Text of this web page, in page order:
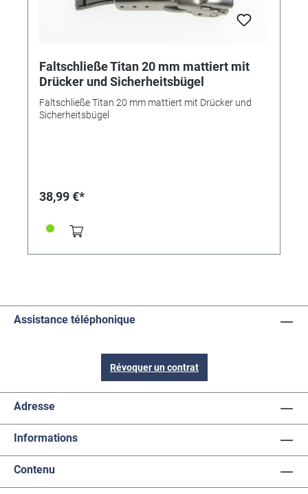
Faltschließe Titan 20 mm mattiert mit
Drücker und Sicherheitsbügel
Faltschließe Titan 20 mm mattiert mit Drücker und
Sicherheitsbügel
38,99 €*
Assistance téléphonique
Révoquer un contrat
Adresse
Informations
Contenu